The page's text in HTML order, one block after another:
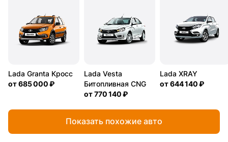
Lada Granta Кросс
от685 000 ₽
Lada Vesta
Битопливная CNG
от770 140 ₽
Lada XRAY
от644 140 ₽
Показать похожие авто